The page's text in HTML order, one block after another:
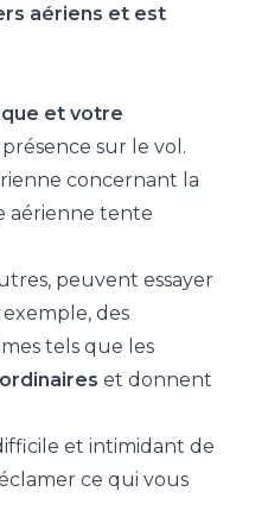
aériens et est
et votre
sur le vol.
concernant la
aérienne tente
peuvent essayer
des
tels que les
et donnent
et intimidant de
ce qui vous